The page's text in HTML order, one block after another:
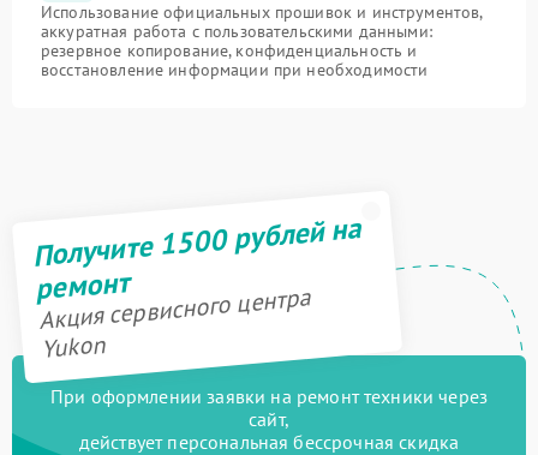
Использование официальных прошивок и инструментов,
аккуратная работа с пользовательскими данными:
резервное копирование, конфиденциальность и
восстановление информации при необходимости
Получите 1500 рублей на
ремонт
Акция сервисного центра
Yukon
При оформлении заявки на ремонт техники через
сайт,
действует персональная бессрочная скидка